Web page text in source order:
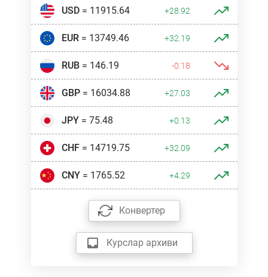
USD= 11915.64 +28.92
EUR= 13749.46 +32.19
RUB= 146.19 -0.18
GBP= 16034.88 +27.03
JPY= 75.48 +0.13
CHF= 14719.75 +32.09
CNY= 1765.52 +4.29
Конвертер
Курслар архиви